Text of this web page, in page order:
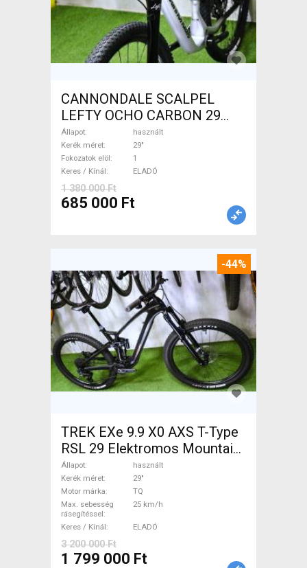
CANNONDALE SCALPEL
LEFTY OCHO CARBON 29
Mountain Bike 29" össztelós
/ fully használt ELADÓ
Állapot
használt
Kerék méret
29"
Fokozatok elöl
1
Keres / Kínál
ELADÓ
1 380 000 Ft
685 000 Ft
-44%
TREK EXe 9.9 X0 AXS T-Type
RSL 29 Elektromos Mountain
Bike 29" össztelós / fully TQ
használt ELADÓ
Állapot
használt
Kerék méret
29"
Motor márka
TQ
Max. sebesség
rásegítéssel
25 km/h
Keres / Kínál ELADÓ
3 200 000 Ft
1 799 000 Ft